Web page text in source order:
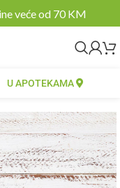
veće od 70 KM
U APOTEKAMA